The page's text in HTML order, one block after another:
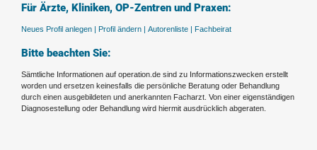
Für Ärzte, Kliniken, OP-Zentren und Praxen:
Neues Profil anlegen | Profil ändern | Autorenliste | Fachbeirat
Bitte beachten Sie:
Sämtliche Informationen auf operation.de sind zu Informationszwecken erstellt
worden und ersetzen keinesfalls die persönliche Beratung oder Behandlung
durch einen ausgebildeten und anerkannten Facharzt. Von einer eigenständigen
Diagnosestellung oder Behandlung wird hiermit ausdrücklich abgeraten.